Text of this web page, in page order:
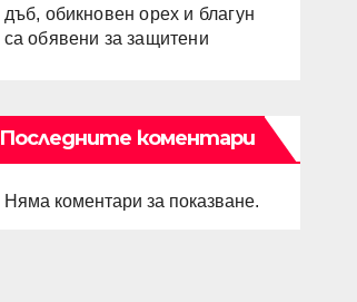
дъб, обикновен орех и благун
са обявени за защитени
Последните коментари
Няма коментари за показване.